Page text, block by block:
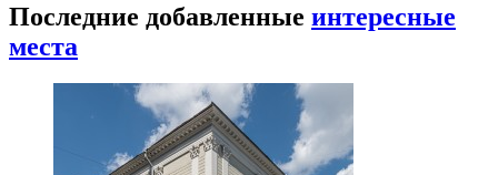
Последние добавленные интересные
места